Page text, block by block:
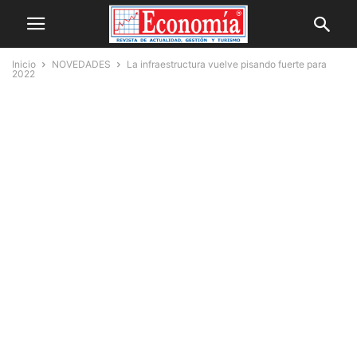
Inicio NOVEDADES
La infraestructura vuelve pisando fuerte para
2022